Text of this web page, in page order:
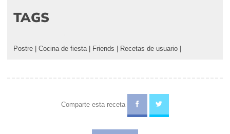
TAGS
Postre | Cocina de fiesta | Friends | Recetas de usuario |
Comparte esta receta